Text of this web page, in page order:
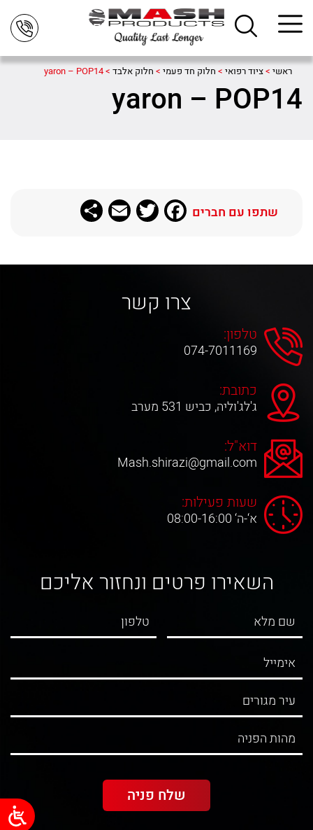
ראשי >ציוד רפואי > חלוק חד פעמי > חלוק אלבד >
yaron – POP14
yaron – POP14
שתפו עם חברים Facebook
Twitter
Email
צרו קשר
טלפון:
074-7011169
כתובת:
ג'לג'וליה, כביש 531 מערב
דוא"ל:
Mash.shirazi@gmail.com
שעות פעילות:
א‘-ה‘ 08:00-16:00
השאירו פרטים ונחזור אליכם